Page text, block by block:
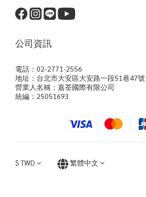
公司資訊
電話：02-2771-2556
地址：台北市大安區大安路一段51巷47號
營業人名稱：嘉荃國際有限公司
統編：25051693
$ TWD 繁體中文